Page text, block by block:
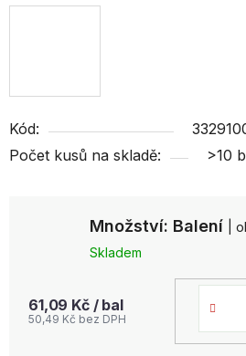
Množství: Balení
|
Skladem
61,09 Kč / bal
50,49 Kč bez DPH
Kód:
Počet kusů na skladě:
>10